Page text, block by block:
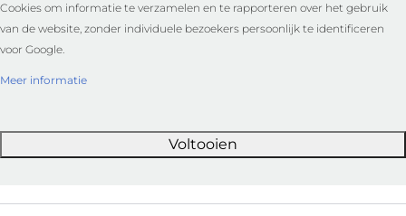
Cookies om informatie te verzamelen en te rapporteren over het gebruik
van de website, zonder individuele bezoekers persoonlijk te identificeren
voor Google.
Meer informatie
Voltooien